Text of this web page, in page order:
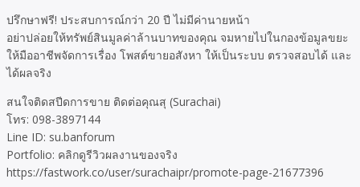
ปรึกษาฟรี! ประสบการณ์กว่า 20 ปี ไม่มีค่านายหน้า
อย่าปล่อยให้ทรัพย์สินมูลค่าล้านบาทของคุณ จมหายไปในกองข้อมูลขยะ
ให้มืออาชีพจัดการเรื่อง โพสต์ขายอสังหา ให้เป็นระบบ ตรวจสอบได้ และ
ได้ผลจริง
สนใจติดสปีดการขาย ติดต่อคุณสุ (Surachai)
โทร: 098-3897144
Line ID: su.banforum
Portfolio: คลิกดูรีวิวผลงานของจริง
https://fastwork.co/user/surachaipr/promote-page-21677396